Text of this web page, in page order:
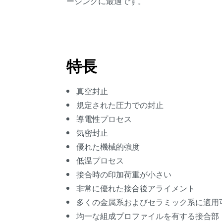
特長
真空封止
規定された圧力での封止
導電性プロセス
気密封止
優れた機械的強度
低温プロセス
接合時の印加荷重が小さい
非常に優れた接合後アライメント
多くの金属系およびセラミック系に適用
均一な組成プロファイルを有する接合部